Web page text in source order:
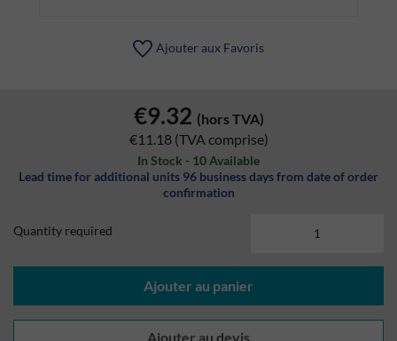
Ajouter aux Favoris
€9.32 (hors TVA)
€11.18 (TVA comprise)
In Stock - 10 Available
Lead time for additional units 96 business days from date of order
confirmation
Quantity required
Ajouter au panier